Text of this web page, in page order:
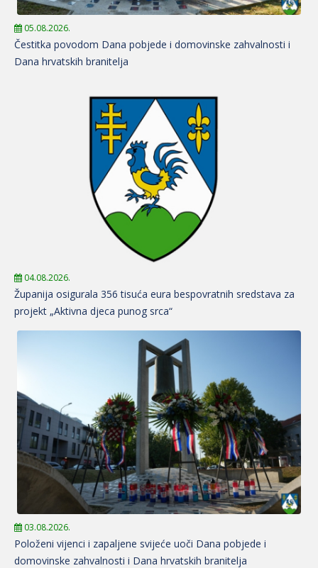
05.08.2026.
Čestitka povodom Dana pobjede i domovinske zahvalnosti i
Dana hrvatskih branitelja
04.08.2026.
Županija osigurala 356 tisuća eura bespovratnih sredstava za
projekt „Aktivna djeca punog srca“
03.08.2026.
Položeni vijenci i zapaljene svijeće uoči Dana pobjede i
domovinske zahvalnosti i Dana hrvatskih branitelja